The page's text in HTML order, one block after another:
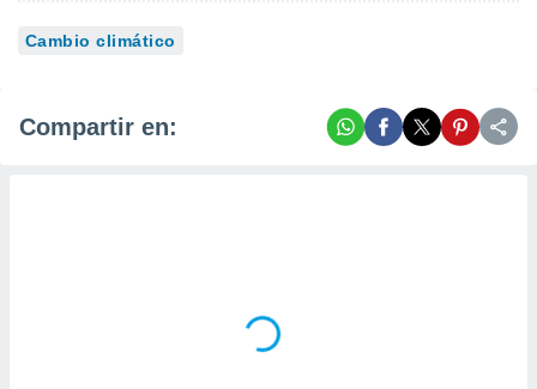
Cambio climático
Compartir en: